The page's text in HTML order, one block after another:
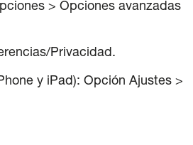
> Opciones avanzadas
Privacidad.
y iPad): Opción Ajustes >